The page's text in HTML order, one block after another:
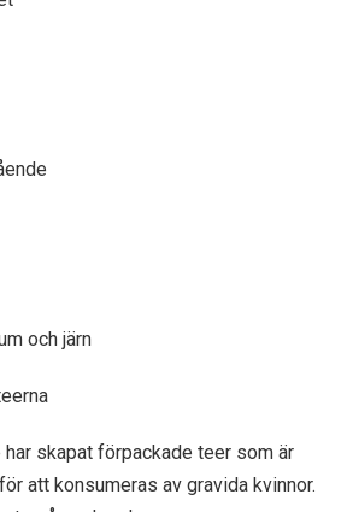
och järn
skapat förpackade teer som är
att konsumeras av gravida kvinnor.